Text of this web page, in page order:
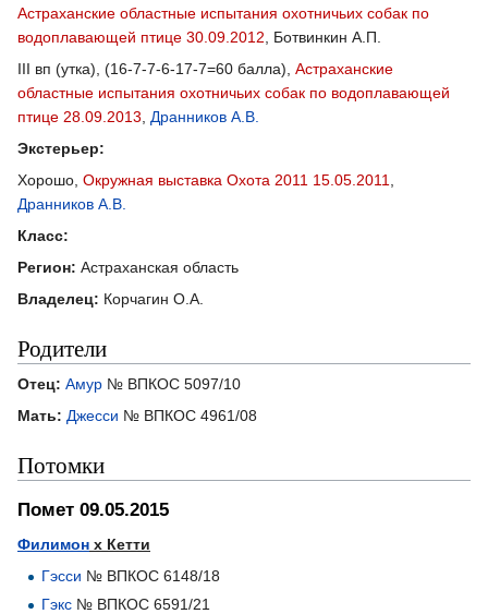
Астраханские областные испытания охотничьих собак по
водоплавающей птице 30.09.2012 , Ботвинкин А.П.
III вп (утка), (16-7-7-6-17-7=60 балла), Астраханские
областные испытания охотничьих собак по водоплавающей
птице 28.09.2013
Дранников А.В.
Экстерьер:
Хорошо, Окружная выставка Охота 2011 15.05.2011
Дранников А.В.
Класс:
Регион: Астраханская область
Владелец: Корчагин О.А.
Родители
Отец: Амур № ВПКОС 5097/10
Мать: Джесси № ВПКОС 4961/08
Потомки
Помет 09.05.2015
Филимон х Кетти
Гэсси № ВПКОС 6148/18
Гэкс № ВПКОС 6591/21